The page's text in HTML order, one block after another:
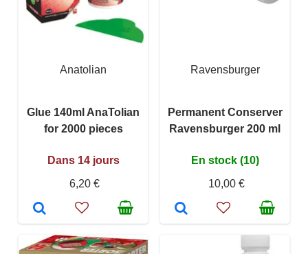
Anatolian
Glue 140ml AnaTolian
for 2000 pieces
Dans 14 jours
6,20 €
Ravensburger
Permanent Conserver
Ravensburger 200 ml
En stock (10)
10,00 €